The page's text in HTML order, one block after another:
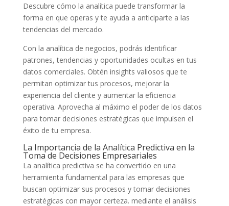
Descubre‌ cómo la ⁤analítica⁢ puede⁤ transformar la
forma en que operas y te ayuda a anticiparte a las
tendencias del⁤ mercado.
Con la analítica de negocios, ‍podrás identificar‌
patrones,​ tendencias y oportunidades ocultas en ⁣tus
datos comerciales. ​Obtén ⁣insights valiosos que ‍te‍
permitan optimizar tus procesos,​ mejorar la
experiencia⁣ del cliente y aumentar la eficiencia
operativa. Aprovecha al máximo el poder⁣ de los datos
para tomar decisiones estratégicas que impulsen ⁤el
éxito de tu empresa.
La Importancia de‌ la Analítica Predictiva en la‌
Toma​ de Decisiones Empresariales
La analítica predictiva se ​ha⁤ convertido en una‌
herramienta fundamental para las empresas que
buscan optimizar sus⁢ procesos y tomar decisiones
estratégicas con mayor ⁢certeza. mediante el análisis